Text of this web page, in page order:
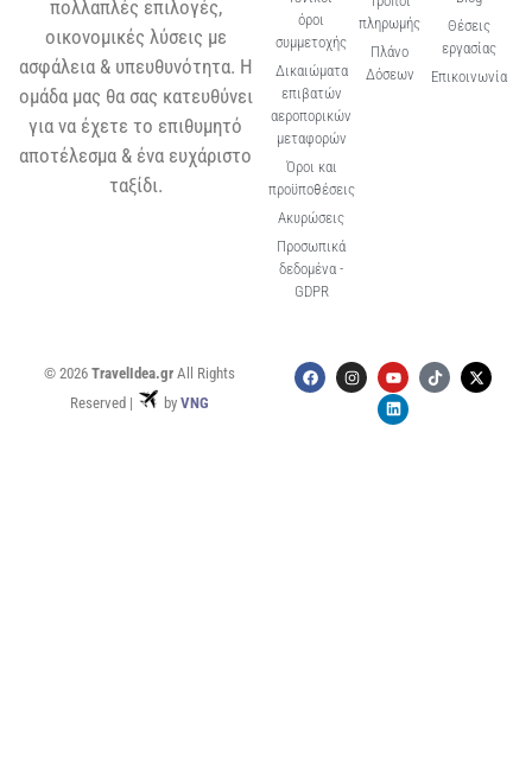
πολλαπλές επιλογές,
οικονομικές λύσεις με
ασφάλεια & υπευθυνότητα. Η
ομάδα μας θα σας κατευθύνει
για να έχετε το επιθυμητό
αποτέλεσμα & ένα ευχάριστο
ταξίδι.
όροι
συμμετοχής
Δικαιώματα
επιβατών
αεροπορικών
μεταφορών
Όροι και
προϋποθέσεις
Ακυρώσεις
Προσωπικά
δεδομένα -
GDPR
πληρωμής
Πλάνο
Δόσεων
Θέσεις
εργασίας
Επικοινωνία
© 2026 TravelIdea.grAll Rights
Reserved |
by VNG